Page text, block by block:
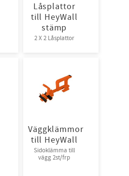
Låsplattor
till HeyWall
stämp
2 X 2 Låsplattor
Väggklämmor
till HeyWall
Sidoklämma till
vägg 2st/frp